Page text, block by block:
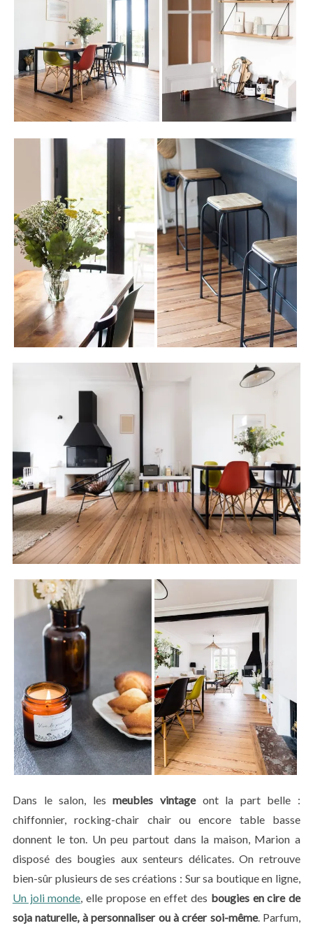
Dans le salon, lesmeubles vintageont la part belle :
chiffonnier, rocking-chair chair ou encore table basse
donnent le ton. Un peu partout dans la maison, Marion a
disposé des bougies aux senteurs délicates. On retrouve
bien-sûr plusieurs de ses créations : Sur sa boutique en ligne,
Un joli monde , elle propose en effet des bougies en cire de
soja naturelle, à personnaliser ou à créer soi-même. Parfum,